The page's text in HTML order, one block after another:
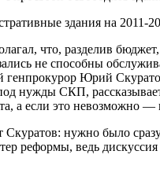
здания на 2011-
что, разделив
не способны
Юрий
нужды СКП,
а если это невозможно
нужно было
реформы, ведь